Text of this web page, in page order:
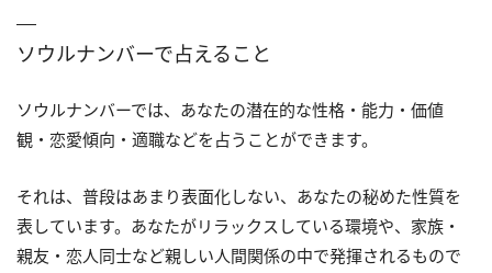
ソウルナンバーで占えること
ソウルナンバーでは、あなたの潜在的な性格・能力・価値
観・恋愛傾向・適職などを占うことができます。
それは、普段はあまり表面化しない、あなたの秘めた性質を
表しています。あなたがリラックスしている環境や、家族・
親友・恋人同士など親しい人間関係の中で発揮されるもので